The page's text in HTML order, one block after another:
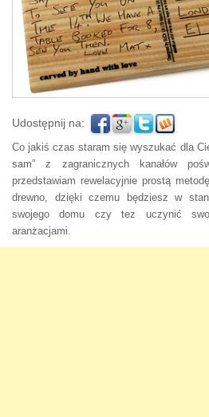
Udostępnij na:
Co jakiś czas staram się wyszukać dla
sam” z zagranicznych kanałów
przedstawiam rewelacyjnie prostą
drewno, dzięki czemu będziesz w
swojego domu czy tez uczynić
aranżacjami.